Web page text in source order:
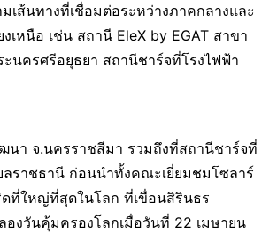
เส้นทางที่เชื่อมต่อระหว่างภาคกลางและ
เหนือ เช่น สถานี EleX by EGAT สาขา
ะนครศรีอยุธยา สถานีชาร์จที่โรงไฟฟ้า
นา จ.นครราชสีมา รวมถึงที่สถานีชาร์จที่
ลราชธานี ก่อนนำทั้งคณะเยี่ยมชมโซลาร์
ดที่ใหญ่ที่สุดในโลก ที่เขื่อนสิรินธร
องวันคุ้มครองโลกเมื่อวันที่ 22 เมษายน